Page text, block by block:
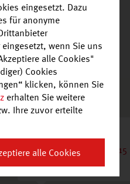
Dreieich Nordpark
Robert-Bosch-Straße 15
eingesetzt. Dazu
für anonyme
wenn Sie uns
alle Cookies"
Cookies
klicken, können Sie
erhalten Sie weitere
Ihre zuvor erteilte
alle Cookies